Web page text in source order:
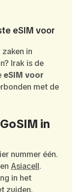
eSIM voor
in
Irak is de
eSIM voor
met de
in
nummer één.
en Asiacell.
in het
zuiden.